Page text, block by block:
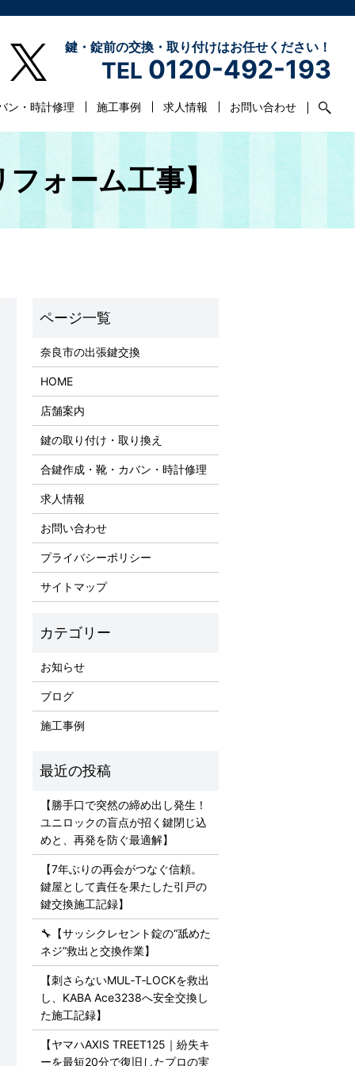
鍵・錠前の交換・取り付けはお任せください！
TEL 0120-492-193
ン・時計修理 施工事例 求人情報 お問い合わせ
ォーム工事】
奈良市の出張鍵交換
HOME
店舗案内
鍵の取り付け・取り換え
合鍵作成・靴・カバン・時計修理
求人情報
お問い合わせ
プライバシーポリシー
サイトマップ
お知らせ
ブログ
施工事例
【勝手口で突然の締め出し発生！
ユニロックの盲点が招く鍵閉じ込
めと、再発を防ぐ最適解】
【7年ぶりの再会がつなぐ信頼。
鍵屋として責任を果たした引戸の
鍵交換施工記録】
🔧【サッシクレセント錠の“舐めた
ネジ”救出と交換作業】
【刺さらないMUL‑T‑LOCKを救出
し、KABA Ace3238へ安全交換し
た施工記録】
【ヤマハAXIS TREET125｜紛失キ
ーを最短20分で復旧したプロの実